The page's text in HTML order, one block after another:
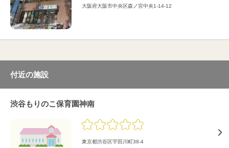
大阪府大阪市中央区森ノ宮中央1-14-12
付近の施設
渋谷もりのこ保育園神南
東京都渋谷区宇田川町38-4